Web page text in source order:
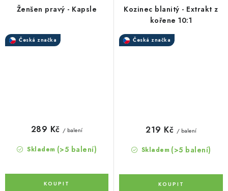
Ženšen pravý - Kapsle
Česká značka
Skladem (>5 balení)
289 Kč / balení
Kozinec blanitý - Extrakt z
kořene 10:1
Česká značka
Skladem (>5 balení)
219 Kč / balení